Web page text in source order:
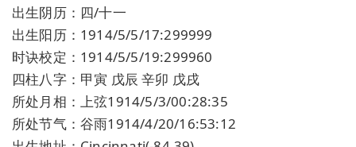
出生阴历：四/十一
出生阳历：1914/5/5/17:299999
时诀校定：1914/5/5/19:299960
四柱八字：甲寅 戊辰 辛卯 戊戌
所处月相：上弦1914/5/3/00:28:35
所处节气：谷雨1914/4/20/16:53:12